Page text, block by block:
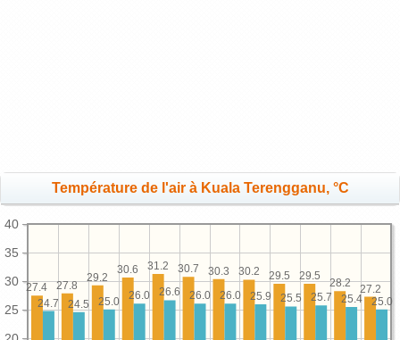
Température de l'air à Kuala Terengganu, °C
25
30
35
40
27.2
28.2
29.5
29.5
30.2
30.3
30.7
31.2
30.6
29.2
27.8
27.4
25.0
25.4
25.7
25.5
25.9
26.0
26.0
26.6
26.0
25.0
24.5
24.7